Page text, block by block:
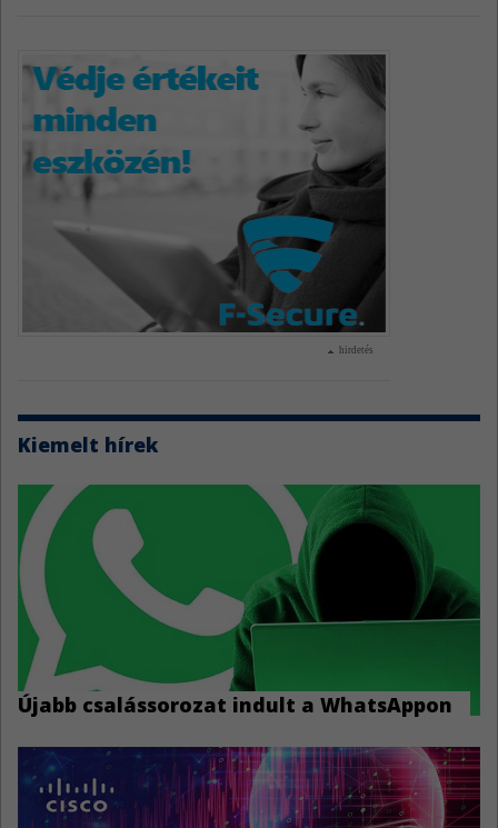
hirdetés
Kiemelt hírek
Újabb csalássorozat indult a WhatsAppon